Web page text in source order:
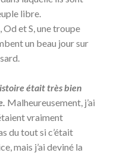
libre.
et S, une troupe
un beau jour sur
était très bien
Malheureusement, j’ai
vraiment
du tout si c’était
mais j’ai deviné la